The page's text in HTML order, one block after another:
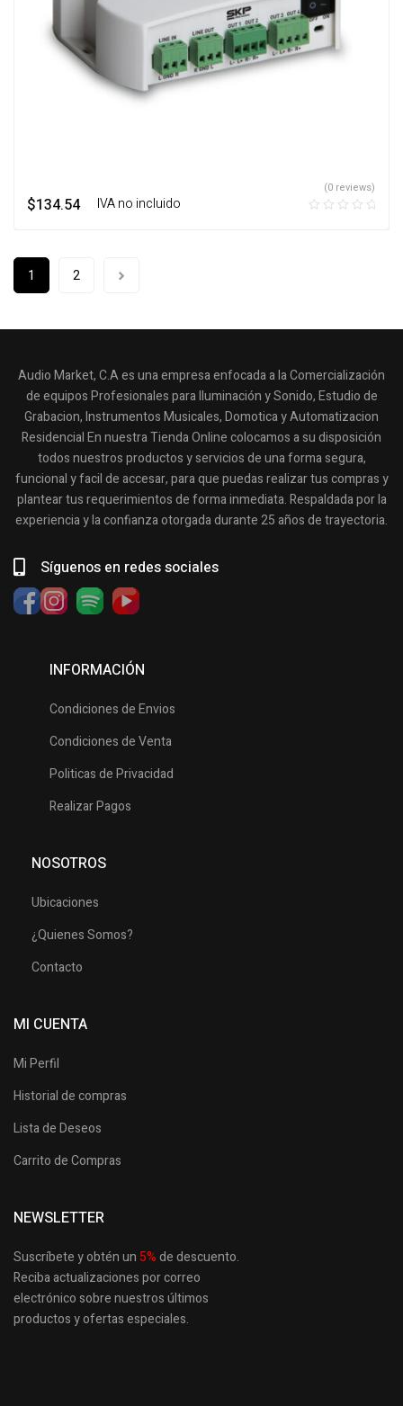
$134.54 ‎ ‎ ‎ IVA no incluido
(0 reviews)
1 2
Audio Market, C.A es una empresa enfocada a la Comercialización
de equipos Profesionales para Iluminación y Sonido, Estudio de
Grabacion, Instrumentos Musicales, Domotica y Automatizacion
Residencial En nuestra Tienda Online colocamos a su disposición
todos nuestros productos y servicios de una forma segura,
funcional y facil de accesar, para que puedas realizar tus compras y
plantear tus requerimientos de forma inmediata. Respaldada por la
experiencia y la confianza otorgada durante 25 años de trayectoria.
Síguenos en redes sociales
INFORMACIÓN
Condiciones de Envios
Condiciones de Venta
Politicas de Privacidad
Realizar Pagos
NOSOTROS
Ubicaciones
¿Quienes Somos?
Contacto
MI CUENTA
Mi Perfil
Historial de compras
Lista de Deseos
Carrito de Compras
NEWSLETTER
Suscríbete y obtén un 5%de descuento.
Reciba actualizaciones por correo
electrónico sobre nuestros últimos
productosy ofertas especiales.